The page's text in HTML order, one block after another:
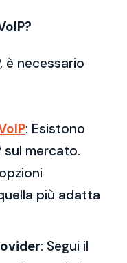
è necessario
: Esistono
sul mercato.
più adatta
: Segui il